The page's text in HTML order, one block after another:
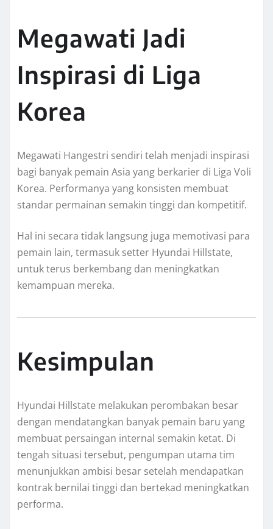
Megawati Jadi
Inspirasi di Liga
Korea
Megawati Hangestri sendiri telah menjadi inspirasi
bagi banyak pemain Asia yang berkarier di Liga Voli
Korea. Performanya yang konsisten membuat
standar permainan semakin tinggi dan kompetitif.
Hal ini secara tidak langsung juga memotivasi para
pemain lain, termasuk setter Hyundai Hillstate,
untuk terus berkembang dan meningkatkan
kemampuan mereka.
Kesimpulan
Hyundai Hillstate melakukan perombakan besar
dengan mendatangkan banyak pemain baru yang
membuat persaingan internal semakin ketat. Di
tengah situasi tersebut, pengumpan utama tim
menunjukkan ambisi besar setelah mendapatkan
kontrak bernilai tinggi dan bertekad meningkatkan
performa.